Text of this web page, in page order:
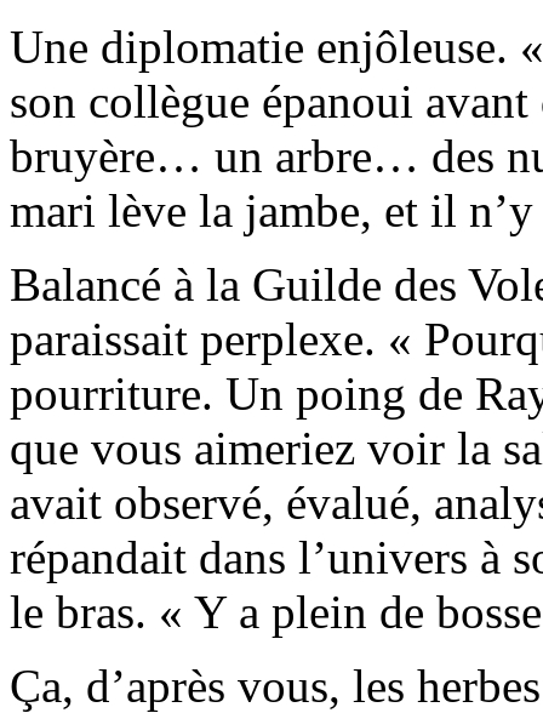
Une diplomatie enjôleuse.
son collègue épanoui
bruyère… un arbre… des
mari lève la jambe, et il
Balancé à la Guilde des
paraissait perplexe. «
pourriture. Un poing de
que vous aimeriez voir la
avait observé, évalué,
répandait dans l’univers à
le bras. « Y a plein de
Ça, d’après vous, les